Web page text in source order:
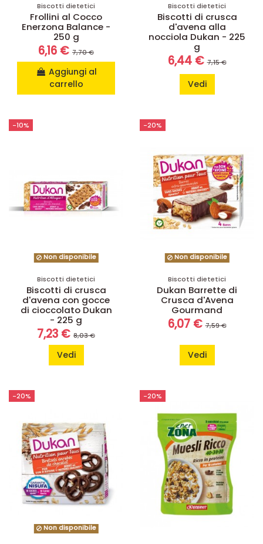
Biscotti dietetici
Frollini al Cocco
Enerzona Balance -
250 g
6,16 € 7,70 €
Aggiungi al
carrello
Biscotti dietetici
Biscotti di crusca
d'avena alla
nocciola Dukan - 225
g
6,44 €7,15 €
Vedi
-10%
Non disponibile
Biscotti dietetici
Biscotti di crusca
d'avena con gocce
di cioccolato Dukan
- 225 g
7,23 € 8,03 €
Vedi
-20%
Non disponibile
Biscotti dietetici
Dukan Barrette di
Crusca d'Avena
Gourmand
6,07 €7,59 €
Vedi
-20%
Non disponibile
-20%